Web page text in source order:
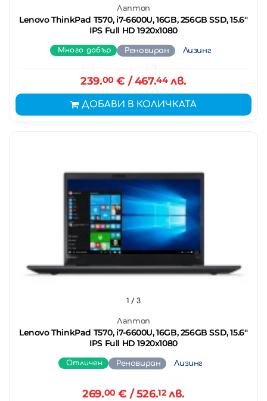
Лаптоп
Lenovo ThinkPad T570, i7-6600U, 16GB, 256GB SSD, 15.6''
IPS Full HD 1920x1080
Много добър Реновиран Лизинг
239.00€ / 467.44лв.
ДОБАВИ В КОЛИЧКАТА
Лаптоп
Lenovo ThinkPad T570, i7-6600U, 16GB, 256GB SSD, 15.6''
IPS Full HD 1920x1080
1 / 3
Отличен Реновиран Лизинг
269.00€ / 526.12лв.